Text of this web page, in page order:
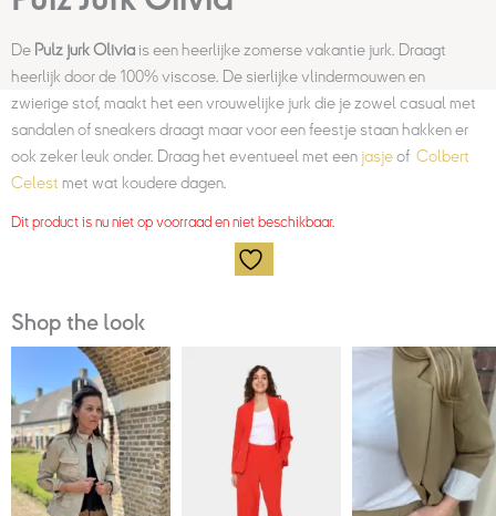
De Pulz jurk Oliviais een heerlijke zomerse vakantie jurk. Draagt
heerlijk door de 100% viscose. De sierlijke vlindermouwen en
zwierige stof, maakt het een vrouwelijke jurk die je zowel casual met
sandalen of sneakers draagt maar voor een feestje staan hakken er
ook zeker leuk onder. Draag het eventueel met een jasjeof Colbert
Celest met wat koudere dagen.
Dit product is nu niet op voorraad en niet beschikbaar.
Shop the look
Oorspronkelijke
prijs
was:
€149,95.
Huidige
prijs
is:
€75,00.
€42,00
tot
€69,95